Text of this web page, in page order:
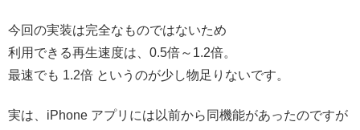
今回の実装は完全なものではないため
利用できる再生速度は、0.5倍～1.2倍。
最速でも 1.2倍 というのが少し物足りないです。
実は、iPhone アプリには以前から同機能があったのですが